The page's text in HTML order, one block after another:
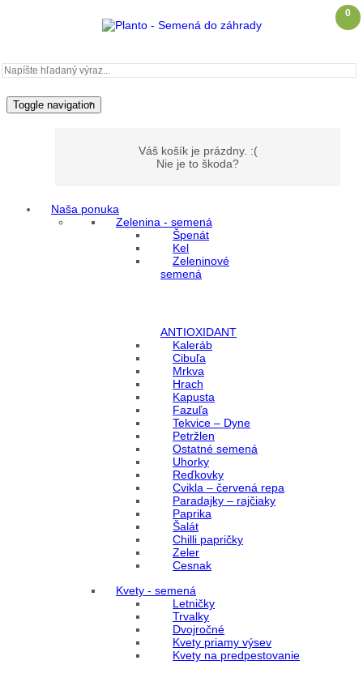
Toggle navigation
0
Váš košík je prázdny. :(
Nie je to škoda?
Naša ponuka
Zelenina - semená
Špenát
Kel
Zeleninové
semená
ANTIOXIDANT
Kaleráb
Cibuľa
Mrkva
Hrach
Kapusta
Fazuľa
Tekvice – Dyne
Petržlen
Ostatné semená
Uhorky
Reďkovky
Cvikla – červená repa
Paradajky – rajčiaky
Paprika
Šalát
Chilli papričky
Zeler
Cesnak
Kvety - semená
Letničky
Trvalky
Dvojročné
Kvety priamy výsev
Kvety na predpestovanie